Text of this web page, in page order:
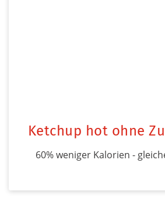
Ketchup hot ohne
60% weniger Kalorien -